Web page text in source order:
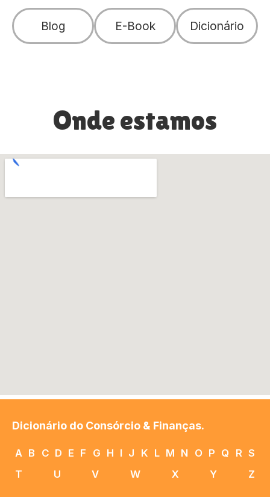
Blog E-Book Dicionário
Onde estamos
Dicionário do Consórcio & Finanças.
A B C D E F G H I J K L M N O P Q R S
T
U V W X Y Z